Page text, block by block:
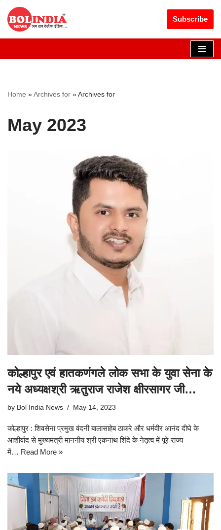
Skip
to
Subscribe
Home »Archives for »Archives for
May 2023
कोल्हापुर एवं हातकणंगले लोक सभा के युवा सेना के
नये अध्यक्षश्री ऋतुराज राजेश क्षीरसागर जी…
by Bol India News May 14, 2023
कोल्हापुर : शिवसेना प्रमुख वंदनी बालासाहेब ठाकरे और धर्मवीर आनंद दीघे के
आशीर्वाद से मुख्यमंत्री माननीय श्री एकनाथ शिंदे के नेतृत्व में पूरे राज्य
में… Read More »
Get 30% off your first purchase Got it!